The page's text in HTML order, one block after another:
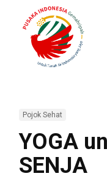
Pojok Sehat
YOGA
SENJA